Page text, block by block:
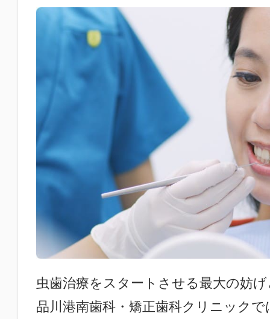
虫歯治療をスタートさせる最大の妨
品川港南歯科・矯正歯科クリニック